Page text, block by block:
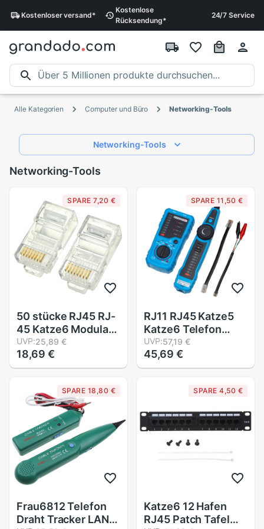
Kostenloserversand*
Kostenlose
Rücksendung*
24/7 Service
Alle Kategorien Computer und Büro Networking-Tools
Networking-Tools
Networking-Tools
SPARE 7,20 €
50 stücke RJ45 RJ-
45 Katze6 Modulare
Kabel Kopf Stecker
Ethernet Vergoldet
Netzwerk Stecker
Führt HöHier
Signalstärke
UVP:25,89 €
18,69 €
SPARE 11,50 €
RJ11 RJ45 Katze5
Katze6 Telefon
Draht Tracker
Tracer Toner
Ethernet LAN
Tester Detektor
UVP:57,19 €
45,69 €
SPARE 18,80 €
Frau6812 Telefon
Draht Tracker LAN
SPARE 4,50 €
Katze6 12 Hafen
RJ45 Patch Tafel